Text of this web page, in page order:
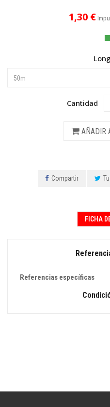
1,30 €
Cantidad
AÑADIR
Compartir
FICHA
Referencias específicas